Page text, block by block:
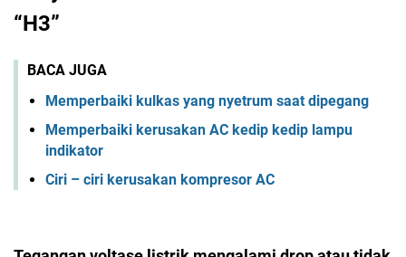
“H3”
BACA JUGA
Memperbaiki kulkas yang nyetrum saat dipegang
Memperbaiki kerusakan AC kedip kedip lampu
indikator
Ciri – ciri kerusakan kompresor AC